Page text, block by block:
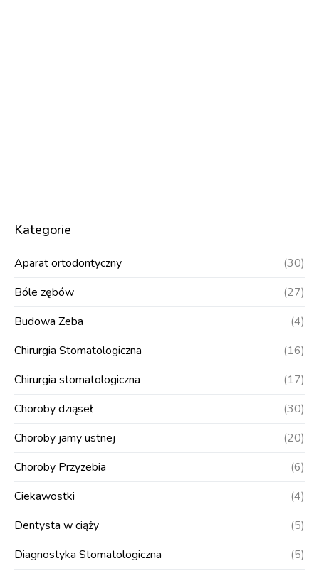
Kategorie
Aparat ortodontyczny
(30)
Bóle zębów
(27)
Budowa Zeba
(4)
Chirurgia Stomatologiczna
(16)
Chirurgia stomatologiczna
(17)
Choroby dziąseł
(30)
Choroby jamy ustnej
(20)
Choroby Przyzebia
(6)
Ciekawostki
(4)
Dentysta w ciąży
(5)
Diagnostyka Stomatologiczna
(5)